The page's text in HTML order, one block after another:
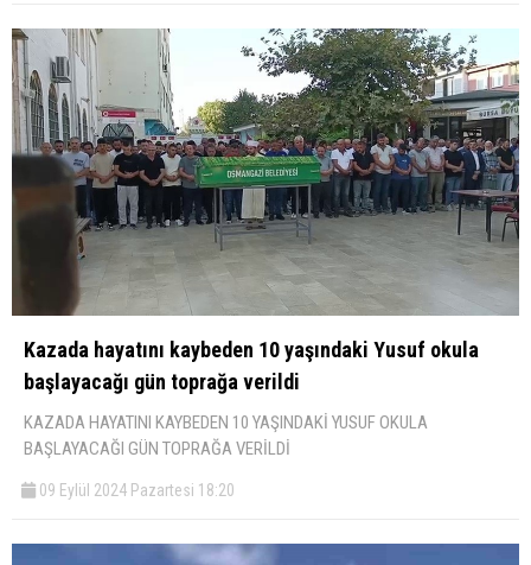
Kazada hayatını kaybeden 10 yaşındaki Yusuf okula
başlayacağı gün toprağa verildi
KAZADA HAYATINI KAYBEDEN 10 YAŞINDAKİ YUSUF OKULA
BAŞLAYACAĞI GÜN TOPRAĞA VERİLDİ
09 Eylül 2024 Pazartesi 18:20